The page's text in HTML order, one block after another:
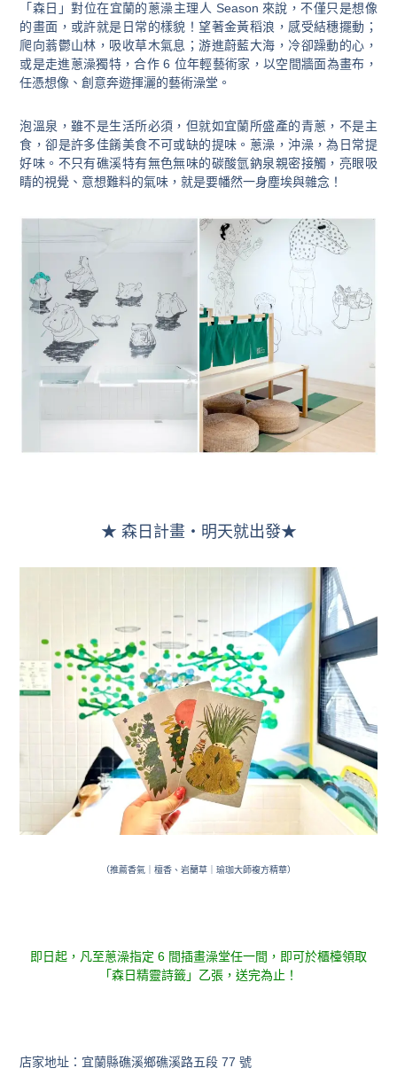
「森日」對位在宜蘭的蔥澡主理人 Season 來說，不僅只是想像
的畫面，或許就是日常的樣貌！望著金黃稻浪，感受結穗擺動；
爬向蓊鬱山林，吸收草木氣息；游進蔚藍大海，冷卻躁動的心，
或是走進蔥澡獨特，合作 6 位年輕藝術家，以空間牆面為畫布，
任憑想像、創意奔遊揮灑的藝術澡堂。
泡溫泉，雖不是生活所必須，但就如宜蘭所盛產的青蔥，不是主
食，卻是許多佳餚美食不可或缺的提味。蔥澡，沖澡，為日常提
好味。不只有礁溪特有無色無味的碳酸氫鈉泉親密接觸，亮眼吸
睛的視覺、意想難料的氣味，就是要幡然一身塵埃與雜念！
★ 森日計畫・明天就出發★
（推薦香氣｜檀香、岩蘭草｜瑜珈大師複方精華）
即日起，凡至蔥澡指定 6 間插畫澡堂任一間， 即可於櫃檯領取
「森日精靈詩籤」乙張，送完為止！
店家地址：宜蘭縣礁溪鄉礁溪路五段 77 號